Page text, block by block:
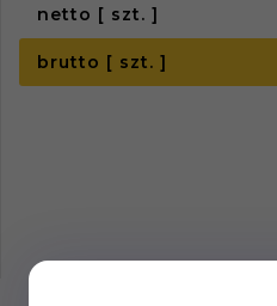
netto [ szt. ]
brutto [ szt. ]